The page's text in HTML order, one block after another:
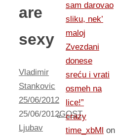
are
sexy
Vladimir
Stankovic
25/06/2012
25/06/2012GOST,
Ljubav
sam darovao
sliku, nek’
maloj
Zvezdani
donese
sreću i vrati
osmeh na
lice!”
crazy
time_xbMl on